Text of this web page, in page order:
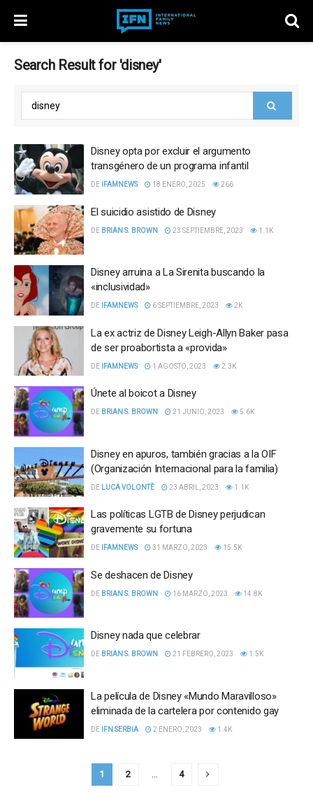
Search Result for 'disney'
Disney opta por excluir el argumento
transgénero de un programa infantil
DE IFAMNEWS 18 ENERO, 2025 266
El suicidio asistido de Disney
DE BRIAN S. BROWN 23 SEPTIEMBRE, 2023 1.1K
Disney arruina a La Sirenita buscando la
«inclusividad»
DE IFAMNEWS 6 SEPTIEMBRE, 2023 2K
La ex actriz de Disney Leigh-Allyn Baker pasa
de ser proabortista a «provida»
DE IFAMNEWS 1 AGOSTO, 2023 2.3K
Únete al boicot a Disney
DE BRIAN S. BROWN 21 JUNIO, 2023 5.6K
Disney en apuros, también gracias a la OIF
(Organización Internacional para la familia)
DE LUCA VOLONTÈ 23 ABRIL, 2023 1.1K
Las políticas LGTB de Disney perjudican
gravemente su fortuna
DE IFAMNEWS 31 MARZO, 2023 15.5K
Se deshacen de Disney
DE BRIAN S. BROWN 16 MARZO, 2023 14.8K
Disney nada que celebrar
DE BRIAN S. BROWN 21 FEBRERO, 2023 1.5K
La película de Disney «Mundo Maravilloso»
eliminada de la cartelera por contenido gay
DE IFN SERBIA 2 ENERO, 2023 1.4K
1 2 … 4